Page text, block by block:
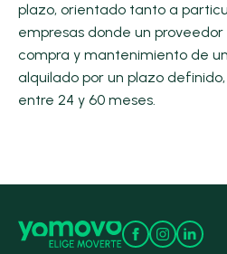
plazo, orientado tanto a
empresas donde un
compra y mantenimiento de
alquilado por un plazo
entre 24 y 60 meses.